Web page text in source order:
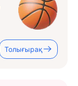
Толығырақ